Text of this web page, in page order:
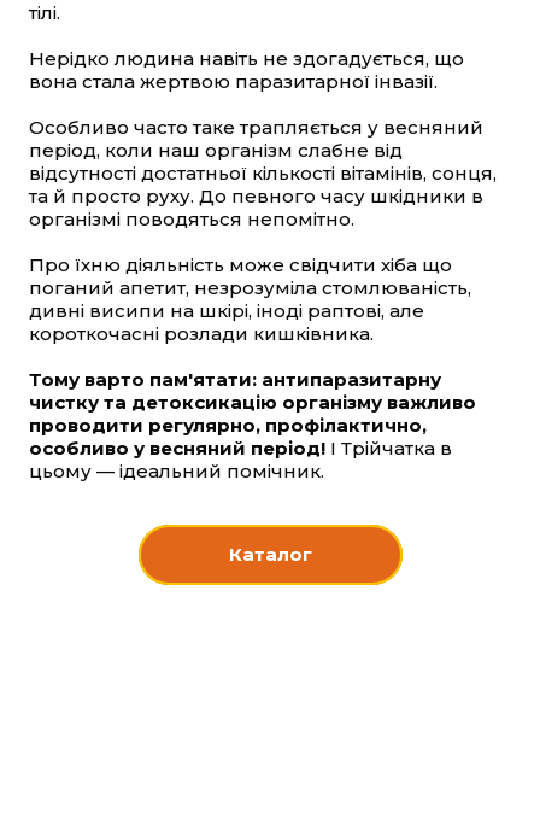
тілі.
Нерідко людина навіть не здогадується, що
вона стала жертвою паразитарної інвазії.
Особливо часто таке трапляється у весняний
період, коли наш організм слабне від
відсутності достатньої кількості вітамінів, сонця,
та й просто руху. До певного часу шкідники в
організмі поводяться непомітно.
Про їхню діяльність може свідчити хіба що
поганий апетит, незрозуміла стомлюваність,
дивні висипи на шкірі, іноді раптові, але
короткочасні розлади кишківника.
Тому варто пам'ятати: антипаразитарну
чистку та детоксикацію організму важливо
проводити регулярно, профілактично,
особливо у весняний період! І Трійчатка в
цьому — ідеальний помічник.
Каталог